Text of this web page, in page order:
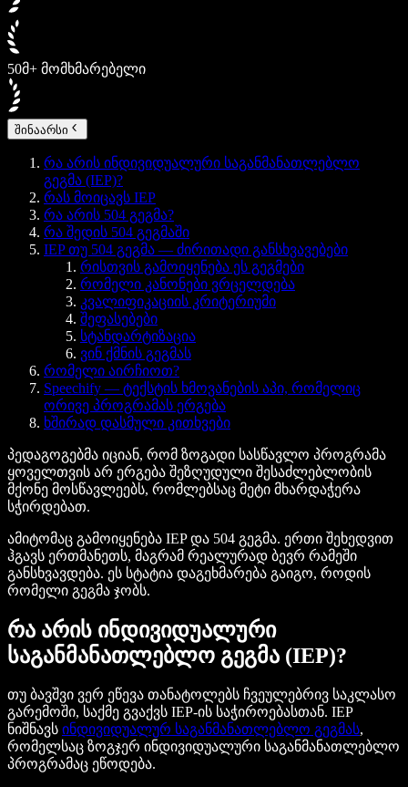
50მ+ მომხმარებელი
შინაარსი
რა არის ინდივიდუალური საგანმანათლებლო
გეგმა (IEP)?
რას მოიცავს IEP
რა არის 504 გეგმა?
რა შედის 504 გეგმაში
IEP თუ 504 გეგმა — ძირითადი განსხვავებები
რისთვის გამოიყენება ეს გეგმები
რომელი კანონები ვრცელდება
კვალიფიკაციის კრიტერიუმი
შეფასებები
სტანდარტიზაცია
ვინ ქმნის გეგმას
რომელი აირჩიოთ?
Speechify — ტექსტის ხმოვანების აპი, რომელიც
ორივე პროგრამას ერგება
ხშირად დასმული კითხვები
პედაგოგებმა იციან, რომ ზოგადი სასწავლო პროგრამა
ყოველთვის არ ერგება შეზღუდული შესაძლებლობის
მქონე მოსწავლეებს, რომლებსაც მეტი მხარდაჭერა
სჭირდებათ.
ამიტომაც გამოიყენება IEP და 504 გეგმა. ერთი შეხედვით
ჰგავს ერთმანეთს, მაგრამ რეალურად ბევრ რამეში
განსხვავდება. ეს სტატია დაგეხმარება გაიგო, როდის
რომელი გეგმა ჯობს.
რა არის ინდივიდუალური
საგანმანათლებლო გეგმა (IEP)?
თუ ბავშვი ვერ ეწევა თანატოლებს ჩვეულებრივ საკლასო
გარემოში, საქმე გვაქვს IEP-ის საჭიროებასთან. IEP
ნიშნავს ინდივიდუალურ საგანმანათლებლო გეგმას,
რომელსაც ზოგჯერ ინდივიდუალური საგანმანათლებლო
პროგრამაც ეწოდება.